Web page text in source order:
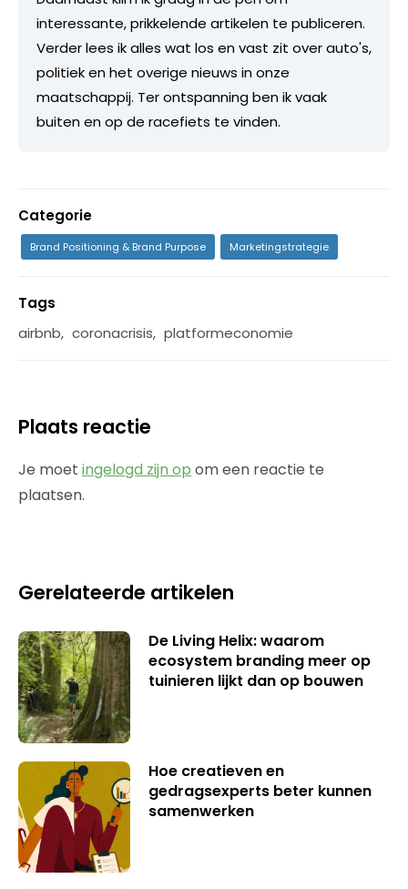
interessante, prikkelende artikelen te publiceren.
Verder lees ik alles wat los en vast zit over auto's,
politiek en het overige nieuws in onze
maatschappij. Ter ontspanning ben ik vaak
buiten en op de racefiets te vinden.
Categorie
Brand Positioning & Brand Purpose Marketingstrategie
Tags
airbnb, coronacrisis, platformeconomie
Plaats reactie
Je moet ingelogd zijn op om een reactie te
plaatsen.
Gerelateerde artikelen
De Living Helix: waarom
ecosystem branding meer op
tuinieren lijkt dan op bouwen
Hoe creatieven en
gedragsexperts beter kunnen
samenwerken